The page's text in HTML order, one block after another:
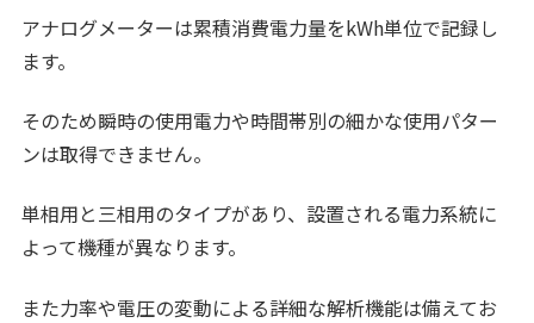
アナログメーターは累積消費電力量をkWh単位で記録し
ます。
そのため瞬時の使用電力や時間帯別の細かな使用パター
ンは取得できません。
単相用と三相用のタイプがあり、設置される電力系統に
よって機種が異なります。
また力率や電圧の変動による詳細な解析機能は備えてお